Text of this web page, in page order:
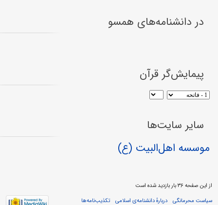
در دانشنامه‌های همسو
پیمایش‌گر قرآن
سایر سایت‌ها
موسسه اهل‌البیت (ع)
از این صفحه ۳۶ بار بازدید شده است
سیاست محرمانگی
دربارهٔ دانشنامه‌ی اسلامی تکذیب‌نامه‌ها